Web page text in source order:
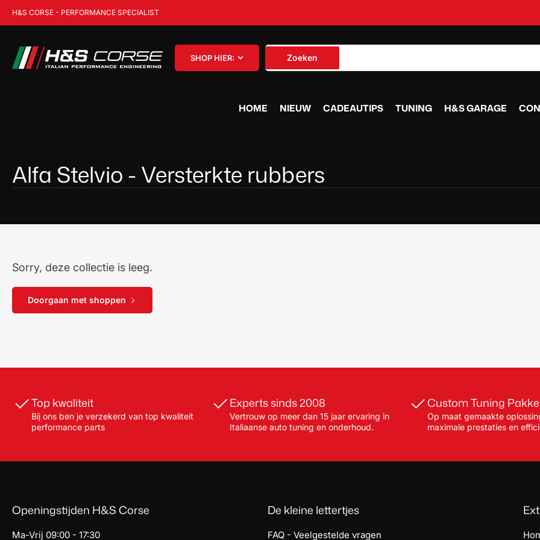
naar
content
H&S CORSE - PERFORMANCE SPECIALIST
SHOP HIER:
Zoek
producten
Zoeken
HOME NIEUW CADEAUTIPS TUNING H&S GARAGE
Alfa Stelvio - Versterkte rubbers
Sorry, deze collectie is leeg.
Doorgaan met shoppen
Top kwaliteit
Bij ons ben je verzekerd van top kwaliteit
performance parts
Experts sinds 2008
Vertrouw op meer dan 15 jaar ervaring in
Italiaanse auto tuning en onderhoud.
Custom Tuning
Op maat gemaakte
maximale prestaties en
Openingstijden H&S Corse
Ma-Vrij 09:00 - 17:30
De kleine lettertjes
FAQ - Veelgestelde vragen